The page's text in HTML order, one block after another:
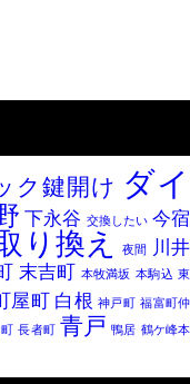
ク鍵開け ダイ
下永谷 交換したい 今宿
り換え 夜間
川井
末吉町 本牧満坂 本駒込 東
屋町 白根 神戸町 福富町仲
長者町 青戸 鴨居 鶴ケ峰本